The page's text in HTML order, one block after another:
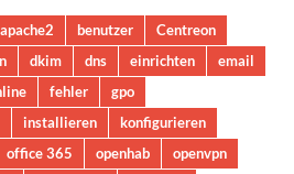
apache2 benutzer
Centreon
dkim dns einrichten
email
fehler
gpo
installieren
konfigurieren
office 365 openhab
openvpn